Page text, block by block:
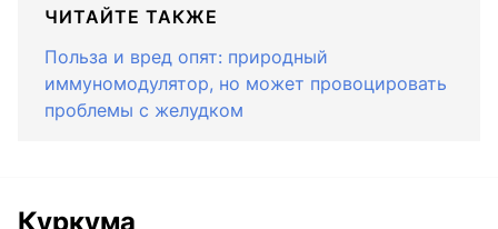
ЧИТАЙТЕ ТАКЖЕ
Польза и вред опят: природный
иммуномодулятор, но может провоцировать
проблемы с желудком
Куркума